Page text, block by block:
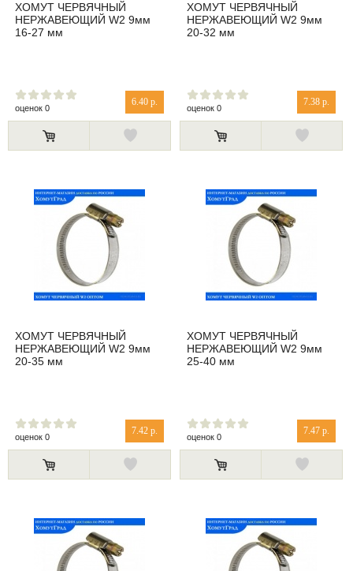
ХОМУТ ЧЕРВЯЧНЫЙ
НЕРЖАВЕЮЩИЙ W2 9мм
16-27 мм
6.40 р.
оценок 0
ХОМУТ ЧЕРВЯЧНЫЙ
НЕРЖАВЕЮЩИЙ W2 9мм
20-32 мм
7.38 р.
оценок 0
ХОМУТ ЧЕРВЯЧНЫЙ
НЕРЖАВЕЮЩИЙ W2 9мм
20-35 мм
7.42 р.
оценок 0
ХОМУТ ЧЕРВЯЧНЫЙ
НЕРЖАВЕЮЩИЙ W2 9мм
25-40 мм
7.47 р.
оценок 0